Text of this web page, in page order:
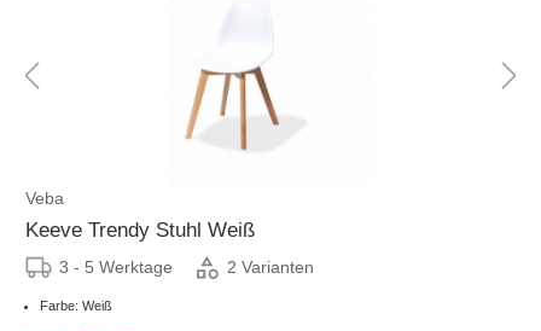
Veba
Keeve Trendy Stuhl Weiß
3 - 5 Werktage 2 Varianten
Farbe: Weiß